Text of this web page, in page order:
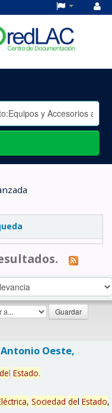
Oeste,
del Estado.
Sociedad del Estado,